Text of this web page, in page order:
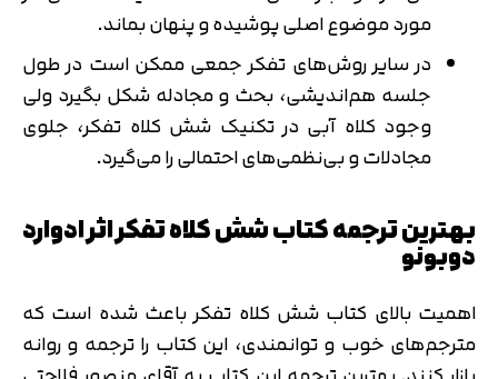
مورد موضوع اصلی پوشیده و پنهان بماند.
در سایر روش‌های تفکر جمعی ممکن است در طول
جلسه هم‌اندیشی، بحث و مجادله شکل بگیرد ولی
وجود کلاه آبی در تکنیک شش کلاه تفکر، جلوی
مجادلات و بی‌نظمی‌های احتمالی را می‌گیرد.
بهترین ترجمه کتاب شش کلاه تفکر اثر ادوارد
دوبونو
اهمیت بالای کتاب شش کلاه تفکر باعث شده است که
مترجم‌های خوب و توانمندی، این کتاب را ترجمه و روانه